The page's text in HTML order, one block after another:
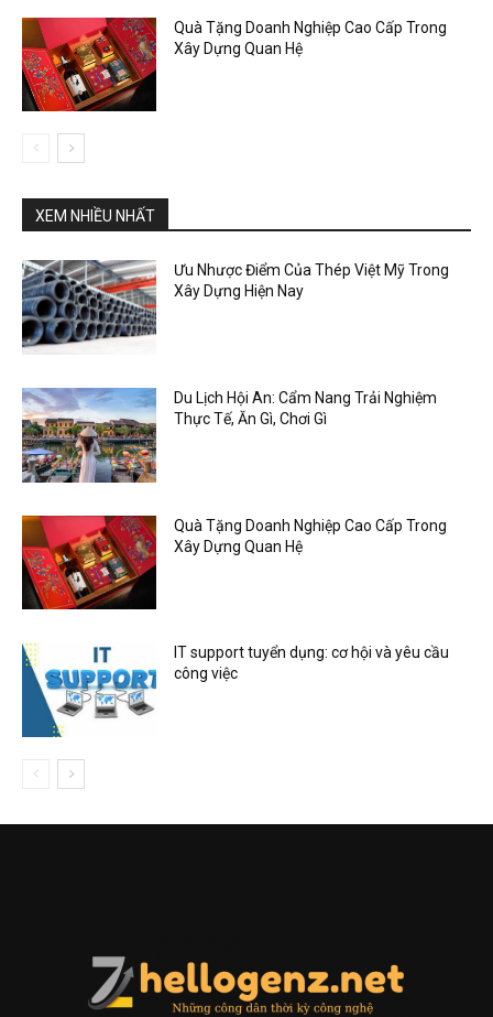
Quà Tặng Doanh Nghiệp Cao Cấp Trong
Xây Dựng Quan Hệ
XEM NHIỀU NHẤT
Ưu Nhược Điểm Của Thép Việt Mỹ Trong
Xây Dựng Hiện Nay
Du Lịch Hội An: Cẩm Nang Trải Nghiệm
Thực Tế, Ăn Gì, Chơi Gì
Quà Tặng Doanh Nghiệp Cao Cấp Trong
Xây Dựng Quan Hệ
IT support tuyển dụng: cơ hội và yêu cầu
công việc